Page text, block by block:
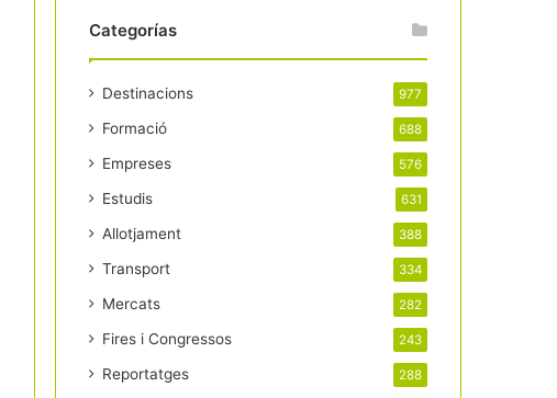
Categorías
Destinacions 977
Formació 688
Empreses 576
Estudis 631
Allotjament 388
Transport 334
Mercats 282
Fires i Congressos 243
Reportatges 288